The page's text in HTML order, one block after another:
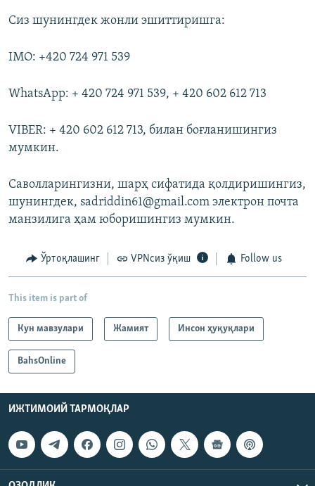
Сиз шунингдек жонли эшиттиришга:
IMO: +420 724 971 539
WhatsApp: + 420 724 971 539, + 420 602 612 713
VIBER: + 420 602 612 713, билан боғланишингиз
мумкин.
Саволларингизни, шарҳ сифатида қолдиришингиз,
шунингдек, sadriddin61@gmail.com электрон почта
манзилига ҳам юборишингиз мумкин.
Ўртоқлашинг VPNсиз ўқиш Follow us
This item is part of
Кун мавзулари Жамият Инсон ҳуқуқлари
BahsOnline
ИЖТИМОИЙ ТАРМОҚЛАР